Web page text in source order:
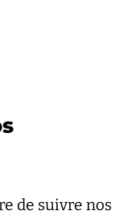
de suivre nos